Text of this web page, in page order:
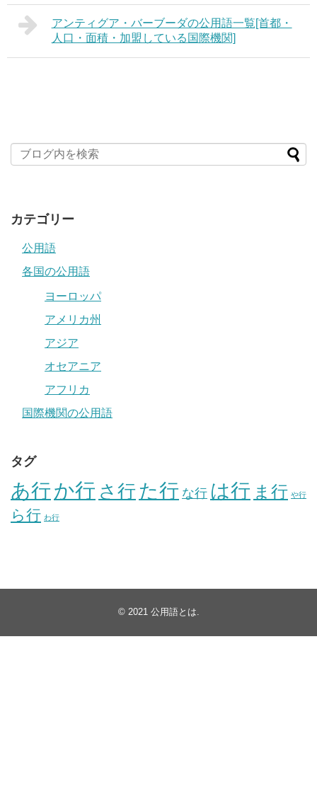
アンティグア・バーブーダの公用語一覧[首都・
人口・面積・加盟している国際機関]
カテゴリー
公用語
各国の公用語
ヨーロッパ
アメリカ州
アジア
オセアニア
アフリカ
国際機関の公用語
タグ
あ行か行 さ行た行 な行 は行 ま行 や行
ら行 わ行
© 2021 公用語とは.